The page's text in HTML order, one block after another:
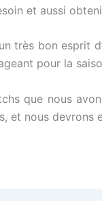
et aussi
très bon esprit
pour la
que nous
et nous devrons